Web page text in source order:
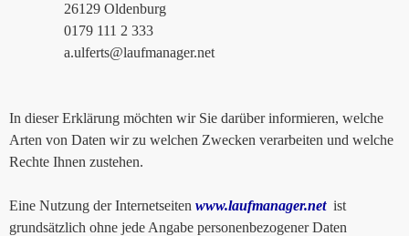
26129 Oldenburg
0179 111 2 333
a.ulferts@laufmanager.net
In dieser Erklärung möchten wir Sie darüber informieren, welche
Arten von Daten wir zu welchen Zwecken verarbeiten und welche
Rechte Ihnen zustehen.
Eine Nutzung der Internetseiten www.laufmanager.netist
grundsätzlich ohne jede Angabe personenbezogener Daten